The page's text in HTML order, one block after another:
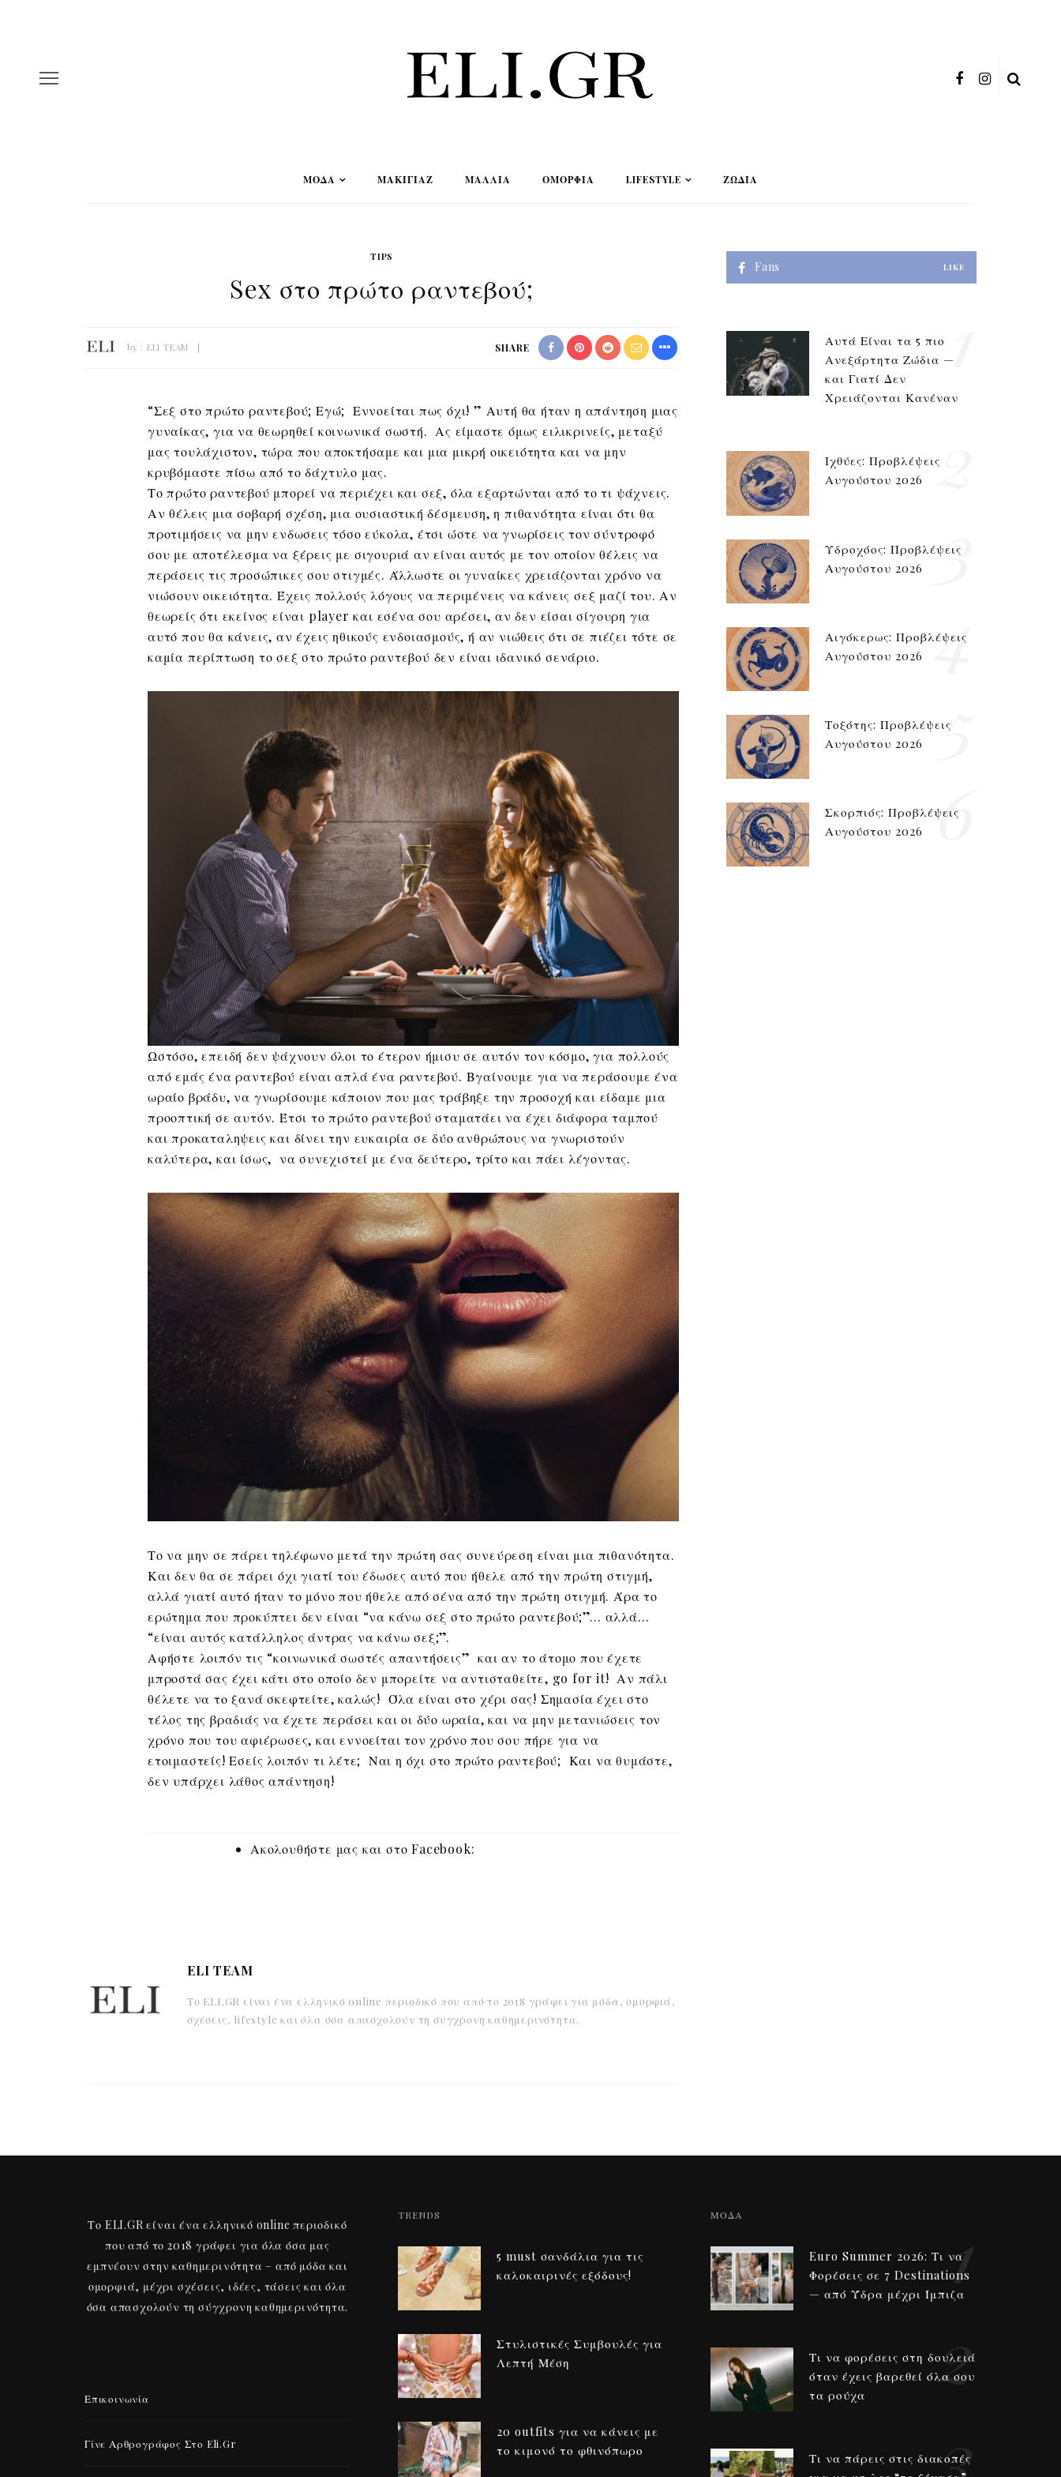
ΜΟΔΑ ΜΑΚΙΓΙΆΖ ΜΑΛΛΙΆ ΟΜΟΡΦΙΆ LIFESTYLE ΖΏΔΙΑ
TIPS
Sex στο πρώτο ραντεβού;
by : ELI TEAM SHARE
“Σεξ στο πρώτο ραντεβού; Εγώ; Εννοείται πως όχι! ” Αυτή θα ήταν η απάντηση μιας
γυναίκας, για να θεωρηθεί κοινωνικά σωστή. Ας είμαστε όμως ειλικρινείς, μεταξύ
μας τουλάχιστον, τώρα που αποκτήσαμε και μια μικρή οικειότητα και να μην
κρυβόμαστε πίσω από το δάχτυλο μας.
Το πρώτο ραντεβού μπορεί να περιέχει και σεξ, όλα εξαρτώνται από το τι ψάχνεις.
Αν θέλεις μια σοβαρή σχέση, μια ουσιαστική δέσμευση, η πιθανότητα είναι ότι θα
προτιμήσεις να μην ενδωσεις τόσο εύκολα, έτσι ώστε να γνωρίσεις τον σύντροφό
σου με αποτέλεσμα να ξέρεις με σιγουριά αν είναι αυτός με τον οποίον θέλεις να
περάσεις τις προσώπικες σου στιγμές. Άλλωστε οι γυναίκες χρειάζονται χρόνο να
νιώσουν οικειότητα. Έχεις πολλούς λόγους να περιμένεις να κάνεις σεξ μαζί του. Αν
θεωρείς ότι εκείνος είναι player και εσένα σου αρέσει, αν δεν είσαι σίγουρη για
αυτό που θα κάνεις, αν έχεις ηθικούς ενδοιασμούς, ή αν νιώθεις ότι σε πιέζει τότε σε
καμία περίπτωση το σεξ στο πρώτο ραντεβού δεν είναι ιδανικό σενάριο.
Ωστόσο, επειδή δεν ψάχνουν όλοι το έτερον ήμισυ σε αυτόν τον κόσμο, για πολλούς
από εμάς ένα ραντεβού είναι απλά ένα ραντεβού. Βγαίνουμε για να περάσουμε ένα
ωραίο βράδυ, να γνωρίσουμε κάποιον που μας τράβηξε την προσοχή και είδαμε μια
προοπτική σε αυτόν. Έτσι το πρώτο ραντεβού σταματάει να έχει διάφορα ταμπού
και προκαταληψεις και δίνει την ευκαιρία σε δύο ανθρώπους να γνωριστούν
καλύτερα, και ίσως, να συνεχιστεί με ένα δεύτερο, τρίτο και πάει λέγοντας.
Το να μην σε πάρει τηλέφωνο μετά την πρώτη σας συνεύρεση είναι μια πιθανότητα.
Και δεν θα σε πάρει όχι γιατί του έδωσες αυτό που ήθελε από την πρώτη στιγμή,
αλλά γιατί αυτό ήταν το μόνο που ήθελε από σένα από την πρώτη στιγμή. Άρα το
ερώτημα που προκύπτει δεν είναι “να κάνω σεξ στο πρώτο ραντεβού;”… αλλά…
“είναι αυτός κατάλληλος άντρας να κάνω σεξ;”.
Αφήστε λοιπόν τις “κοινωνικά σωστές απαντήσεις” και αν το άτομο που έχετε
μπροστά σας έχει κάτι στο οποίο δεν μπορείτε να αντισταθείτε, go for it! Αν πάλι
θέλετε να το ξανά σκεφτείτε, καλώς! Όλα είναι στο χέρι σας! Σημασία έχει στο
τέλος της βραδιάς να έχετε περάσει και οι δύο ωραία, και να μην μετανιώσεις τον
χρόνο που του αφιέρωσες, και εννοείται τον χρόνο που σου πήρε για να
ετοιμαστείς! Εσείς λοιπόν τι λέτε; Ναι η όχι στο πρώτο ραντεβού; Και να θυμάστε,
δεν υπάρχει λάθος απάντηση!
Ακολουθήστε μας και στο Facebook:
ELI TEAM
Το ELI.GR είναι ένα ελληνικό online περιοδικό που από το 2018 γράφει για μόδα, ομορφιά,
σχέσεις, lifestyle και όλα όσα απασχολούν τη σύγχρονη καθημερινότητα.
Fans LIKE
Αυτά Είναι τα 5 πιο
Ανεξάρτητα Ζώδια —
και Γιατί Δεν
Χρειάζονται Κανέναν
1
Ιχθύες: Προβλέψεις
Αυγούστου 2026
2
Υδροχόος: Προβλέψεις
Αυγούστου 2026
3
Αιγόκερως: Προβλέψεις
Αυγούστου 2026
4
Τοξότης: Προβλέψεις
Αυγούστου 2026
5
Σκορπιός: Προβλέψεις
Αυγούστου 2026
6
Το ELI.GR είναι ένα ελληνικό online περιοδικό
που από το 2018 γράφει για όλα όσα μας
εμπνέουν στην καθημερινότητα – από μόδα και
ομορφιά, μέχρι σχέσεις, ιδέες, τάσεις και όλα
όσα απασχολούν τη σύγχρονη καθημερινότητα.
Επικοινωνία
Γίνε Αρθρογράφος Στο Eli.gr
TRENDS
5 must σανδάλια για τις
καλοκαιρινές εξόδους!
Στυλιστικές Συμβουλές για
Λεπτή Μέση
20 outfits για να κάνεις με
το κιμονό το φθινόπωρο
ΜΟΔΑ
Euro Summer 2026: Τι να
Φορέσεις σε 7 Destinations
— από Ύδρα μέχρι Ίμπιζα
1
Τι να φορέσεις στη δουλειά
όταν έχεις βαρεθεί όλα σου
τα ρούχα
2
Τι να πάρεις στις διακοπές
3